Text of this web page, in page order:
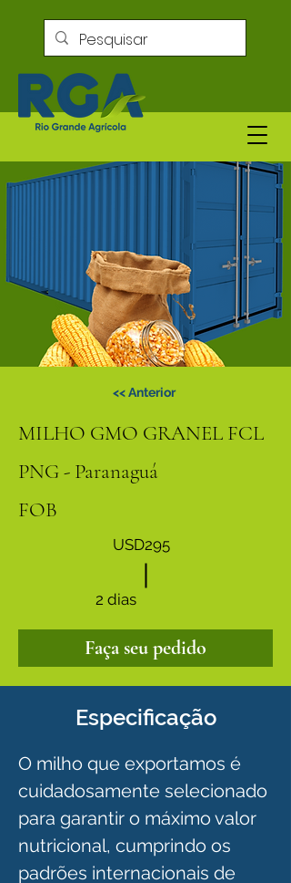
<< Anterior
MILHO GMO GRANEL FCL
PNG - Paranaguá
FOB
USD295
2 dias
Faça seu pedido
Especificação
O milho que exportamos é
cuidadosamente selecionado
para garantir o máximo valor
nutricional, cumprindo os
padrões internacionais de